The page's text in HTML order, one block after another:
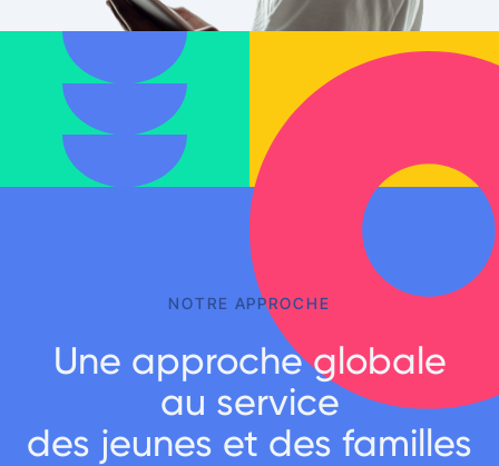
NOTRE APPROCHE
Une approche globale
au service
des jeunes et des familles